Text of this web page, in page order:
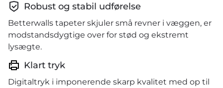
Robust og stabil udførelse
Betterwalls tapeter skjuler små revner i væggen, er
modstandsdygtige over for stød og ekstremt
lysægte.
Klart tryk
Digitaltryk i imponerende skarp kvalitet med op til